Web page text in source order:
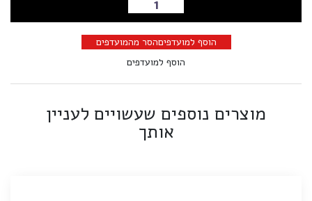
הוספה לסל
הוסף למועדפיםהסר מהמועדפים
הוסף למועדפים
מוצרים נוספים שעשויים לעניין
אותך